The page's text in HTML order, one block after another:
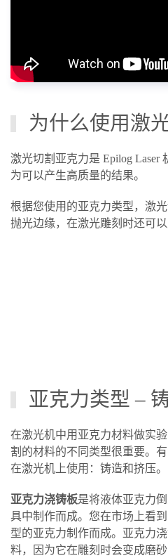
为什么使用激
激光切割亚克力是 Epilog Laser
为可以产生高质量的结果。
根据您使用的亚克力类型，激
抛光边缘，在激光雕刻时还可
亚克力类型 –
在激光机中用亚克力材料做实
割的材料的不同类型很重要。
在激光机上使用：铸造和挤压。
亚克力浇铸板是将液体亚克力
具中制作而成。您在市场上看
型的亚克力制作而成。亚克力
料，因为它在雕刻时会变成磨